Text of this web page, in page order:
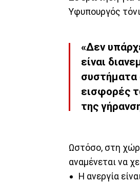
Υφυπουργός
«Δεν
είναι
συστήματα
εισφορές
της
Ωστόσο, στη
αναμένεται να
Η ανεργία